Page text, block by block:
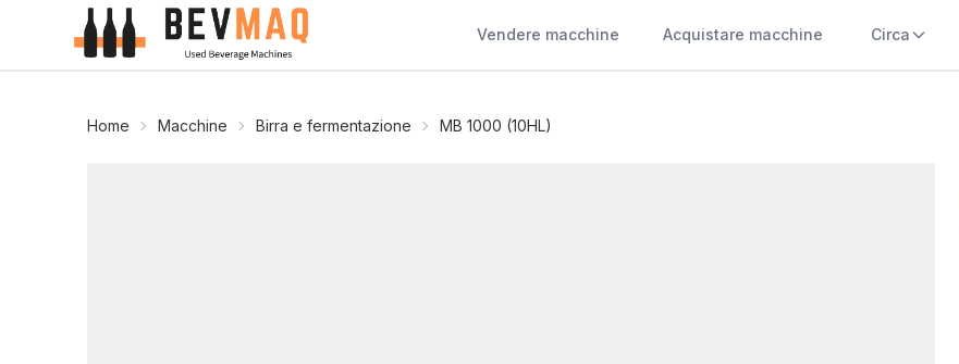
Vendere macchine Acquistare macchine Circa
Home Macchine Birra e fermentazione MB 1000 (10HL)